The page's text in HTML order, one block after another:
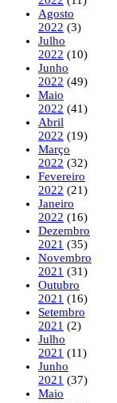
Agosto
2022 (3)
Julho
2022 (10)
Junho
2022 (49)
Maio
2022 (41)
Abril
2022 (19)
Março
2022 (32)
Fevereiro
2022 (21)
Janeiro
2022 (16)
Dezembro
2021 (35)
Novembro
2021 (31)
Outubro
2021 (16)
Setembro
2021 (2)
Julho
2021 (11)
Junho
2021 (37)
Maio